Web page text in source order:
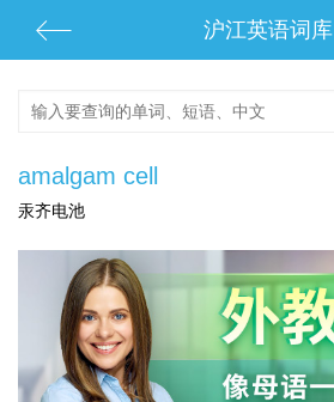
沪江英语词库
amalgam cell
汞齐电池